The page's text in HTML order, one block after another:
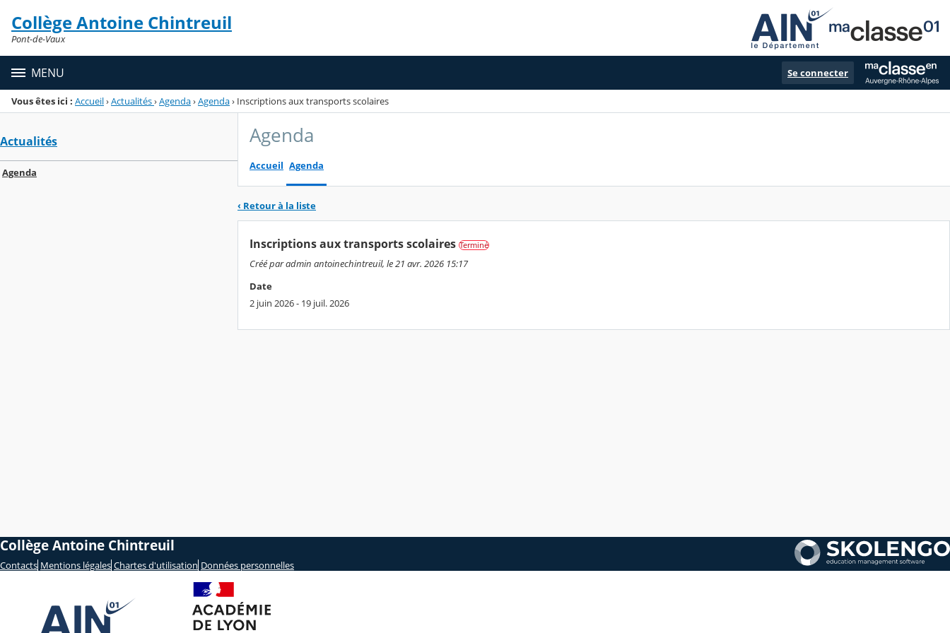
Menu de la rubrique
Contenu
Collège Antoine Chintreuil
Pont-de-Vaux
MENU Se connecter
Vous êtes ici : Accueil›Actualités›Agenda›Agenda› Inscriptions aux transports scolaires
Actualités
Agenda
Agenda
Accueil Agenda
‹ Retour à la liste
Inscriptions aux transports scolaires Terminé
Créé par admin antoinechintreuil, le 21 avr. 2026 15:17
Date
2 juin 2026 - 19 juil. 2026
Collège Antoine Chintreuil
Contacts Mentions légales Chartes d'utilisation Données personnelles